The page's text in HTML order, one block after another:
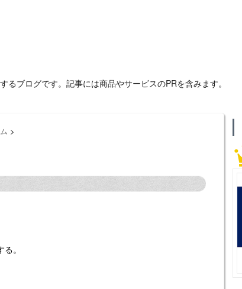
るブログです。記事には商品やサービスのPRを含みます。
>
。